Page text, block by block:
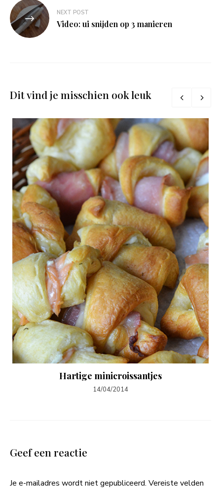
NEXT POST
Video: ui snijden op 3 manieren
Dit vind je misschien ook leuk
Hartige minicroissantjes
14/04/2014
Geef een reactie
Je e-mailadres wordt niet gepubliceerd. Vereiste velden